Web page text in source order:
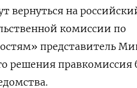
вернуться на
комиссии по
представитель
решения правкомиссия